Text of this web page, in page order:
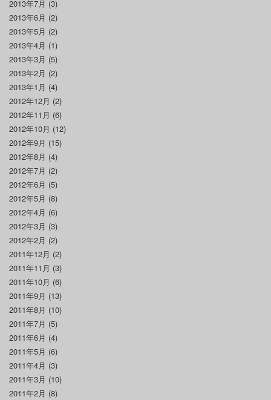
2013年7月 (3)
2013年6月 (2)
2013年5月 (2)
2013年4月 (1)
2013年3月 (5)
2013年2月 (2)
2013年1月 (4)
2012年12月 (2)
2012年11月 (6)
2012年10月 (12)
2012年9月 (15)
2012年8月 (4)
2012年7月 (2)
2012年6月 (5)
2012年5月 (8)
2012年4月 (6)
2012年3月 (3)
2012年2月 (2)
2011年12月 (2)
2011年11月 (3)
2011年10月 (6)
2011年9月 (13)
2011年8月 (10)
2011年7月 (5)
2011年6月 (4)
2011年5月 (6)
2011年4月 (3)
2011年3月 (10)
2011年2月 (8)